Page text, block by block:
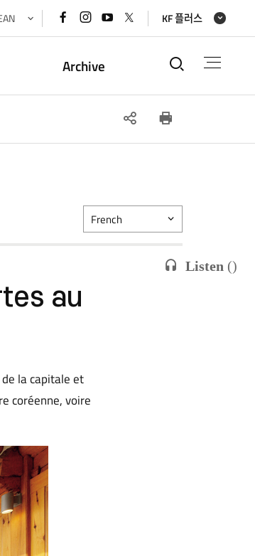
페이스북
바로가기
인스타그램
바로가기
유튜브
바로가기
x(트위터)
바로가기
KF 플러스
Archive 통합검
SNS
Listen ()
French
au
la capitale et
coréenne, voire